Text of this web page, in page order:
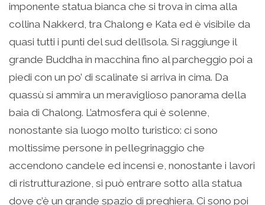
imponente statua bianca che si trova in cima alla
collina Nakkerd, tra Chalong e Kata ed è visibile da
quasi tutti i punti del sud dell’isola. Si raggiunge il
grande Buddha in macchina fino al parcheggio poi a
piedi con un po’ di scalinate si arriva in cima. Da
quassù si ammira un meraviglioso panorama della
baia di Chalong. L’atmosfera qui è solenne,
nonostante sia luogo molto turistico: ci sono
moltissime persone in pellegrinaggio che
accendono candele ed incensi e, nonostante i lavori
di ristrutturazione, si può entrare sotto alla statua
dove c’è un grande spazio di preghiera. Ci sono poi